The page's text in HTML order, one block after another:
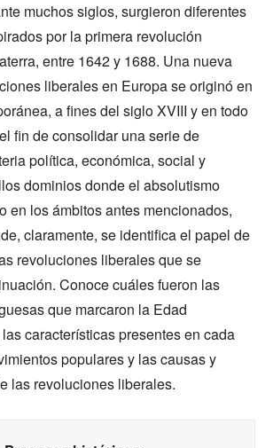
muchos siglos, surgieron diferentes
por la primera revolución
entre 1642 y 1688. Una nueva
liberales en Europa se originó en
a fines del siglo XVIII y en todo
fin de consolidar una serie de
política, económica, social y
dominios donde el absolutismo
en los ámbitos antes mencionados,
claramente, se identifica el papel de
revoluciones liberales que se
Conoce cuáles fueron las
que marcaron la Edad
características presentes en cada
populares y las causas y
las revoluciones liberales.